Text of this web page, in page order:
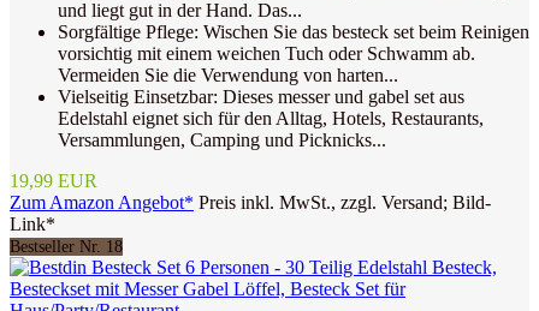
und liegt gut in der Hand. Das...
Sorgfältige Pflege: Wischen Sie das besteck set beim Reinigen
vorsichtig mit einem weichen Tuch oder Schwamm ab.
Vermeiden Sie die Verwendung von harten...
Vielseitig Einsetzbar: Dieses messer und gabel set aus
Edelstahl eignet sich für den Alltag, Hotels, Restaurants,
Versammlungen, Camping und Picknicks...
19,99 EUR
Zum Amazon Angebot* Preis inkl. MwSt., zzgl. Versand; Bild-
Link*
Bestseller Nr. 18